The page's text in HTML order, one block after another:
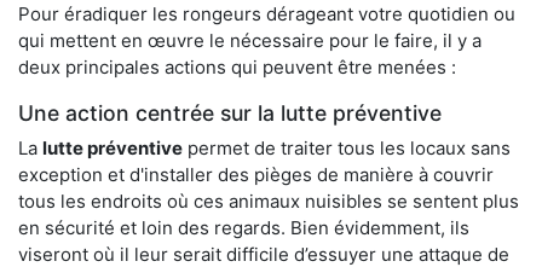
Pour éradiquer les rongeurs dérageant votre quotidien ou
qui mettent en œuvre le nécessaire pour le faire, il y a
deux principales actions qui peuvent être menées :
Une action centrée sur la lutte préventive
La lutte préventive permet de traiter tous les locaux sans
exception et d'installer des pièges de manière à couvrir
tous les endroits où ces animaux nuisibles se sentent plus
en sécurité et loin des regards. Bien évidemment, ils
viseront où il leur serait difficile d’essuyer une attaque de